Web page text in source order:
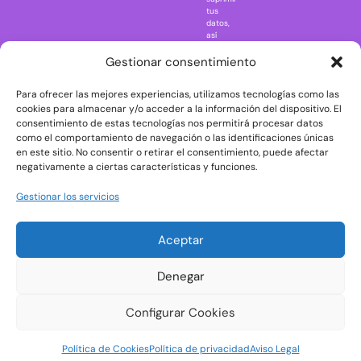
Gestionar consentimiento
Para ofrecer las mejores experiencias, utilizamos tecnologías como las
cookies para almacenar y/o acceder a la información del dispositivo. El
consentimiento de estas tecnologías nos permitirá procesar datos
como el comportamiento de navegación o las identificaciones únicas
en este sitio. No consentir o retirar el consentimiento, puede afectar
negativamente a ciertas características y funciones.
Gestionar los servicios
Aceptar
Denegar
Configurar Cookies
Política de CookiesPolítica de privacidadAviso Legal
Rick and
The Big Bang
Theory
The Blues
Brothers
The
The Shining
Derry
tus
datos,
así
ejercer
consultando
la
información
adicional
y
detallada
sobre